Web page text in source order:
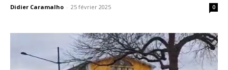
Didier Caramalho - 25 février 2025 0